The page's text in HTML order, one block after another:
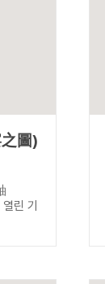
之圖)
린 기